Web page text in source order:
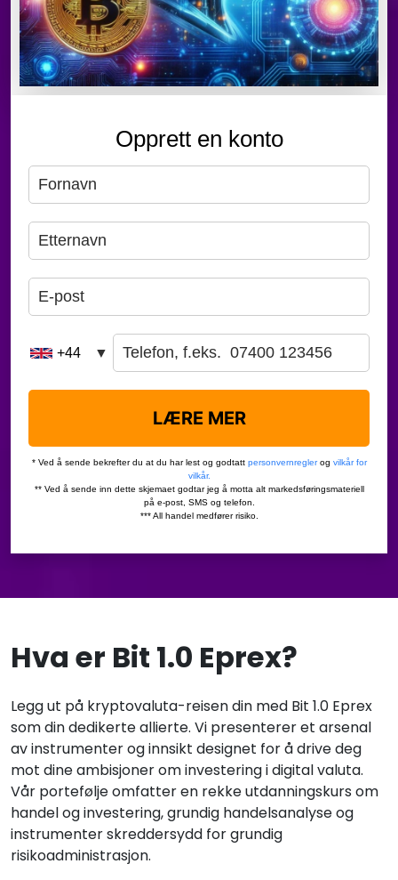
Hva er Bit 1.0 Eprex?
Legg ut på kryptovaluta-reisen din med Bit 1.0 Eprex
som din dedikerte allierte. Vi presenterer et arsenal
av instrumenter og innsikt designet for å drive deg
mot dine ambisjoner om investering i digital valuta.
Vår portefølje omfatter en rekke utdanningskurs om
handel og investering, grundig handelsanalyse og
instrumenter skreddersydd for grundig
risikoadministrasjon.